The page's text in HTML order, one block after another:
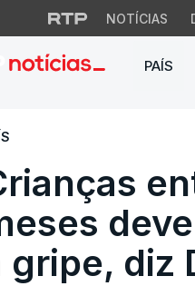
NOTÍCIAS
PAÍS
gripe, diz